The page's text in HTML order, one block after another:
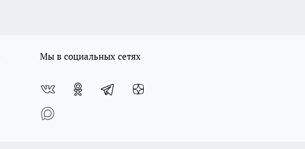
Мы в социальных сетях